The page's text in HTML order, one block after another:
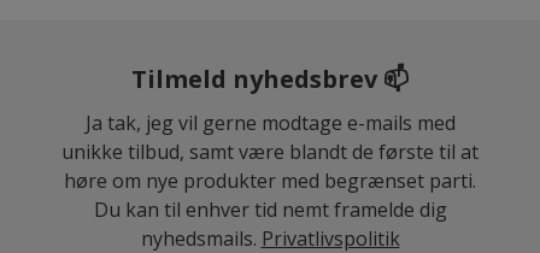
Tilmeld nyhedsbrev 📫
Ja tak, jeg vil gerne modtage e-mails med
unikke tilbud, samt være blandt de første til at
høre om nye produkter med begrænset parti.
Du kan til enhver tid nemt framelde dig
nyhedsmails. Privatlivspolitik